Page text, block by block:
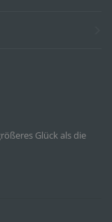
Glück als die